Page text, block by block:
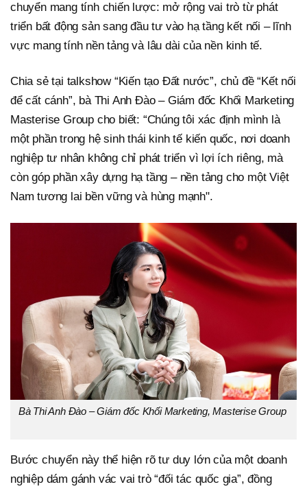
chuyển mang tính chiến lược: mở rộng vai trò từ phát
triển bất động sản sang đầu tư vào hạ tầng kết nối – lĩnh
vực mang tính nền tảng và lâu dài của nền kinh tế.
Chia sẻ tại talkshow “Kiến tạo Đất nước”, chủ đề “Kết nối
để cất cánh”, bà Thi Anh Đào – Giám đốc Khối Marketing
Masterise Group cho biết: “Chúng tôi xác định mình là
một phần trong hệ sinh thái kinh tế kiến quốc, nơi doanh
nghiệp tư nhân không chỉ phát triển vì lợi ích riêng, mà
còn góp phần xây dựng hạ tầng – nền tảng cho một Việt
Nam tương lai bền vững và hùng mạnh".
Bà Thi Anh Đào – Giám đốc Khối Marketing, Masterise Group
Bước chuyển này thể hiện rõ tư duy lớn của một doanh
nghiệp dám gánh vác vai trò “đối tác quốc gia”, đồng